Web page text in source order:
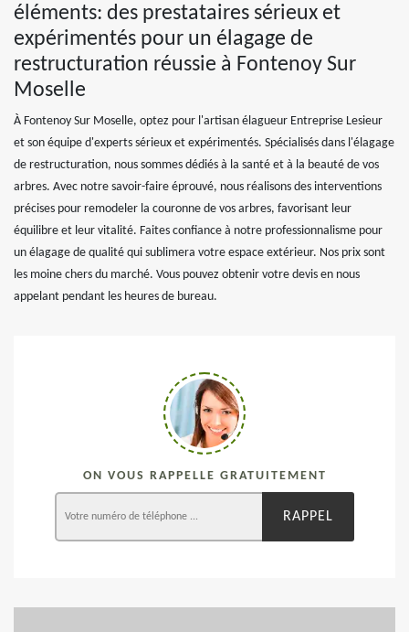
éléments: des prestataires sérieux et
expérimentés pour un élagage de
restructuration réussie à Fontenoy Sur
Moselle
À Fontenoy Sur Moselle, optez pour l'artisan élagueur Entreprise Lesieur
et son équipe d'experts sérieux et expérimentés. Spécialisés dans l'élagage
de restructuration, nous sommes dédiés à la santé et à la beauté de vos
arbres. Avec notre savoir-faire éprouvé, nous réalisons des interventions
précises pour remodeler la couronne de vos arbres, favorisant leur
équilibre et leur vitalité. Faites confiance à notre professionnalisme pour
un élagage de qualité qui sublimera votre espace extérieur. Nos prix sont
les moine chers du marché. Vous pouvez obtenir votre devis en nous
appelant pendant les heures de bureau.
ON VOUS RAPPELLE GRATUITEMENT